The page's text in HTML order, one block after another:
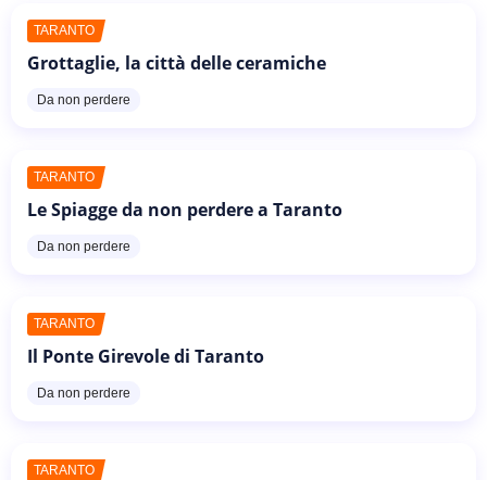
TARANTO
Grottaglie, la città delle ceramiche
Da non perdere
TARANTO
Le Spiagge da non perdere a Taranto
Da non perdere
TARANTO
Il Ponte Girevole di Taranto
Da non perdere
TARANTO